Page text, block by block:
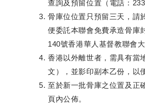
查詢及預留位置（電話：
骨庫位位置只預留三天，請
便委託本聯會免費承造骨庫
140號香港華人基督教聯會
香港以外離世者，需具有當
文），並影印副本乙份，以
至於新一批骨庫之位置及正
頁內公佈。